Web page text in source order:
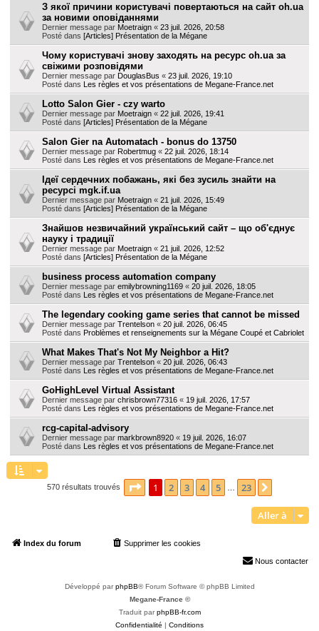
З якої причини користувачі повертаються на сайт oh.ua
за новими оповіданнями
Dernier message par Moetraign « 23 juil. 2026, 20:58
Posté dans [Articles] Présentation de la Mégane
Чому користувачі знову заходять на ресурс oh.ua за
свіжими розповідями
Dernier message par DouglasBus « 23 juil. 2026, 19:10
Posté dans Les règles et vos présentations de Megane-France.net
Lotto Salon Gier - czy warto
Dernier message par Moetraign « 22 juil. 2026, 19:41
Posté dans [Articles] Présentation de la Mégane
Salon Gier na Automatach - bonus do 13750
Dernier message par Robertmug « 22 juil. 2026, 18:14
Posté dans Les règles et vos présentations de Megane-France.net
Ідеї сердечних побажань, які без зусиль знайти на
ресурсі mgk.if.ua
Dernier message par Moetraign « 21 juil. 2026, 15:49
Posté dans [Articles] Présentation de la Mégane
Знайшов незвичайний український сайт – що об'єднує
науку і традиції
Dernier message par Moetraign « 21 juil. 2026, 12:52
Posté dans [Articles] Présentation de la Mégane
business process automation company
Dernier message par emilybrowning1169 « 20 juil. 2026, 18:05
Posté dans Les règles et vos présentations de Megane-France.net
The legendary cooking game series that cannot be missed
Dernier message par Trentelson « 20 juil. 2026, 06:45
Posté dans Problèmes et renseignements sur la Mégane Coupé et Cabriolet
What Makes That's Not My Neighbor a Hit?
Dernier message par Trentelson « 20 juil. 2026, 06:43
Posté dans Les règles et vos présentations de Megane-France.net
GoHighLevel Virtual Assistant
Dernier message par chrisbrown77316 « 19 juil. 2026, 17:57
Posté dans Les règles et vos présentations de Megane-France.net
rcg-capital-advisory
Dernier message par markbrown8920 « 19 juil. 2026, 16:07
Posté dans Les règles et vos présentations de Megane-France.net
570 résultats trouvés Page 1sur23
1 2 3 4 5 23
Aller à
Index du forum Supprimer les cookies
Nous contacter
Développé parphpBB® Forum Software © phpBB Limited
Megane-France ©
Traduit parphpBB-fr.com
Confidentialité | Conditions